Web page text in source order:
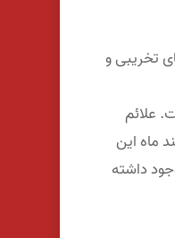
تخریبی و
علائم
ماه این
از علائم اختلال کم توجهی یا بیش فعالی که باید دست کم ۶ ماه وجود داشته